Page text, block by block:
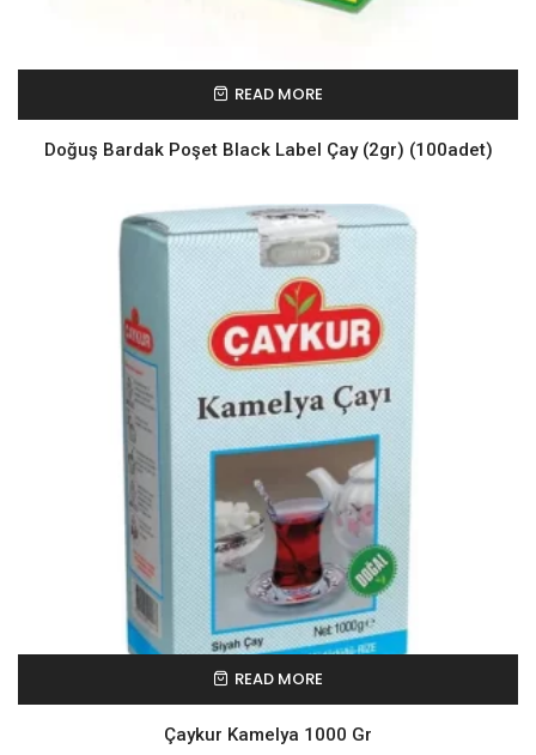
READ MORE
Doğuş Bardak Poşet Black Label Çay (2gr) (100adet)
READ MORE
Çaykur Kamelya 1000 Gr